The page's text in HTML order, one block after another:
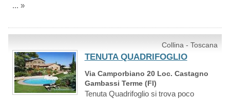
... »
Collina - Toscana
TENUTA QUADRIFOGLIO
Via Camporbiano 20 Loc. Castagno
Gambassi Terme (FI)
Tenuta Quadrifoglio si trova poco